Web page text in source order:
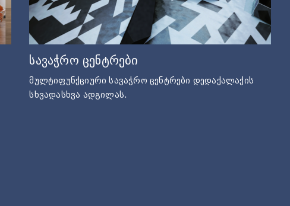
სავაჭრო ცენტრები
მულტიფუნქციური სავაჭრო ცენტრები დედაქალაქის
სხვადასხვა ადგილას.